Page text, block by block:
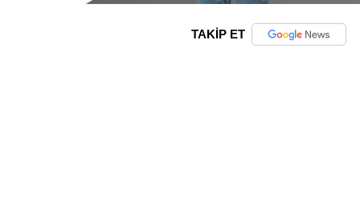
TAKİP ET